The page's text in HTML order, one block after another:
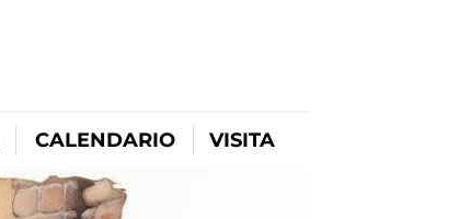
CALENDARIO VISITA